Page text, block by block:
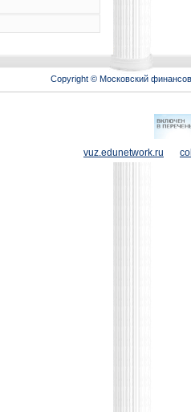
Copyright © Московский
vuz.edunetwork.ru